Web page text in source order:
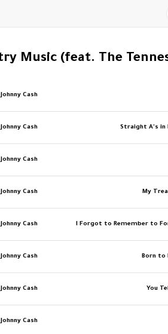
Johnny Cash
Straight A's in
Johnny Cash
Johnny Cash
My
Johnny Cash
I Forgot to Remember to
Johnny Cash
Born to
Johnny Cash
You
Johnny Cash
Johnny Cash